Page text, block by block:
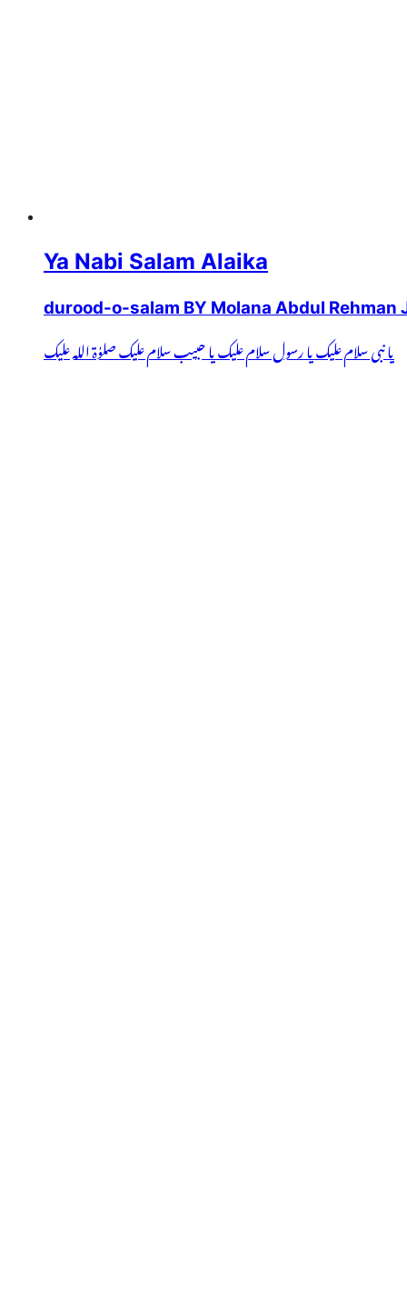
Ya Nabi Salam Alaika
durood-o-salam BY Molana Abdul Rehman
یا نبی سلام علیک یا رسول سلام علیک یا حبیب سلام علیک صلوٰۃ اللہ علیک